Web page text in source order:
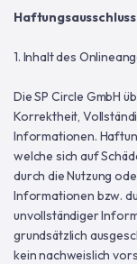
1. Inhalt des
Die SP Circle GmbH
Korrektheit,
Informationen.
welche sich auf
durch die Nutzung
Informationen bzw.
unvollständiger
grundsätzlich
kein nachweislich